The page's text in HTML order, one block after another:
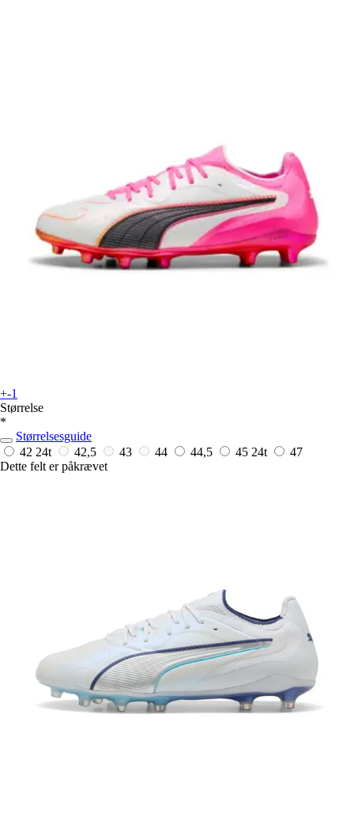
+-1
Størrelse
*
Størrelsesguide
42 24t 42,5 43 44 44,5 45 24t
47
Dette felt er påkrævet